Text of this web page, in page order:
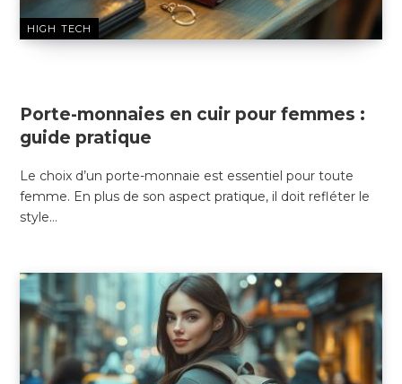
HIGH TECH
Porte-monnaies en cuir pour femmes :
guide pratique
Le choix d’un porte-monnaie est essentiel pour toute
femme. En plus de son aspect pratique, il doit refléter le
style…